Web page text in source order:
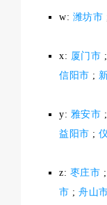
w: 潍坊市
x: 厦门市 ;
信阳市 ;
y: 雅安市 ;
益阳市 ;
z: 枣庄市 ;
市 ; 舟山